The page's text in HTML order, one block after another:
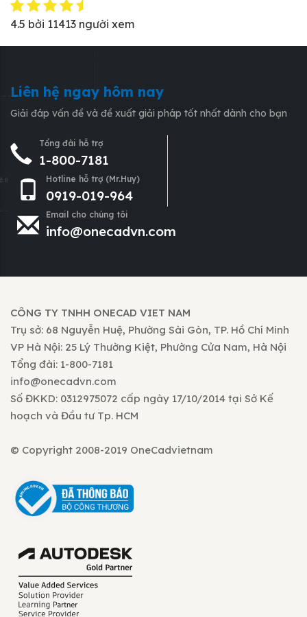
4.5 bởi 11413 người xem
Liên hệ ngay hôm nay
Giải đáp vấn đề và đề xuất giải pháp tốt nhất dành cho bạn
Tổng đài hỗ trợ
1-800-7181
Hotline hỗ trợ (Mr.Huy)
0919-019-964
Email cho chúng tôi
info@onecadvn.com
CÔNG TY TNHH ONECAD VIET NAM
Trụ sở: 68 Nguyễn Huệ, Phường Sài Gòn, TP. Hồ Chí Minh
VP Hà Nội: 25 Lý Thường Kiệt, Phường Cửa Nam, Hà Nội
Tổng đài: 1-800-7181
info@onecadvn.com
Số ĐKKD: 0312975072 cấp ngày 17/10/2014 tại Sở Kế
hoạch và Đầu tư Tp. HCM
© Copyright 2008-2019 OneCadvietnam